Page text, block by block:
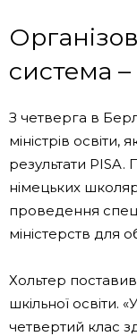
система
З четверга в
міністрів освіти,
результати PISA.
німецьких
проведення
міністерств для
Хольтер
шкільної освіти.
четвертий клас